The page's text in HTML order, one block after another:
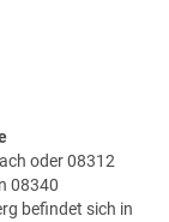
oder 08312
08340
befindet sich in